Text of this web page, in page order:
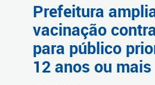
Prefeitura
vacinação
para público
12 anos ou mais